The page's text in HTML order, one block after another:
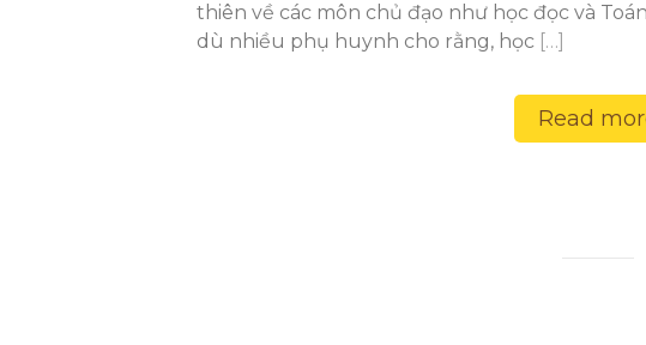
thiên về các môn chủ đạo như học đọc và
dù nhiều phụ huynh cho rằng, học […]
Read